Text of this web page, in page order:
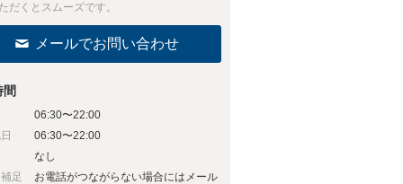
だくとスムーズです。
メールでお問い合わせ
06:30〜22:00
06:30〜22:00
なし
足
お電話がつながらない場合にはメール